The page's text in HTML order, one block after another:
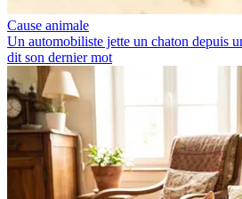
Cause animale
Un automobiliste jette un chaton depuis
dit son dernier mot